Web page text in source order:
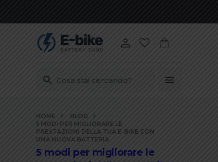
contenuti
HOME
BLOG
5 MODI PER MIGLIORARE LE
PRESTAZIONI DELLA TUA E-BIKE CON
UNA NUOVA BATTERIA
5 modi per migliorare le